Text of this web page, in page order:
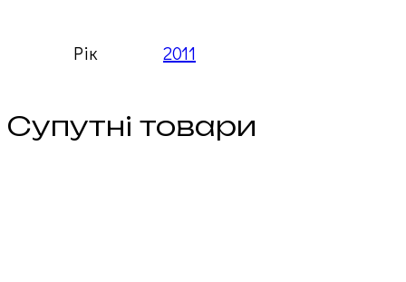
Рік 2011
Супутні товари